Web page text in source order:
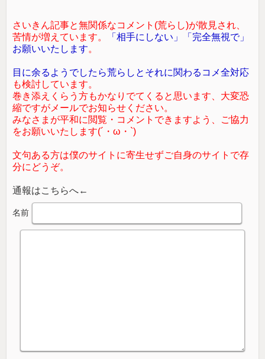
さいきん記事と無関係なコメント(荒らし)が散見され、
苦情が増えています。
「相手にしない」「完全無視で」
お願いいたします。
目に余るようでしたら荒らしとそれに関わるコメ全対応
も検討しています。
巻き添えくらう方もかなりでてくると思います、大変恐
縮ですがメールでお知らせください。
みなさまが平和に閲覧・コメントできますよう、ご協力
をお願いいたします(´・ω・`)
文句ある方は僕のサイトに寄生せずご自身のサイトで存
分にどうぞ。
通報はこちらへ←
名前